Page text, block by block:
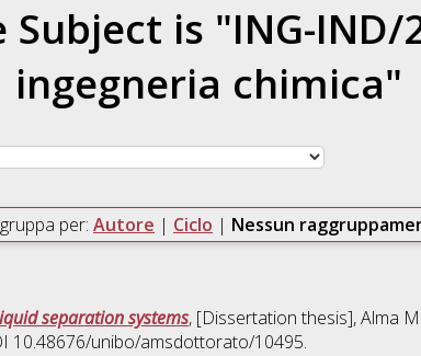
is "ING-IND/
ingegneria chimica"
per: Autore | Ciclo | Nessun
separation systems, [Dissertation thesis], Alma
10.48676/unibo/amsdottorato/10495.